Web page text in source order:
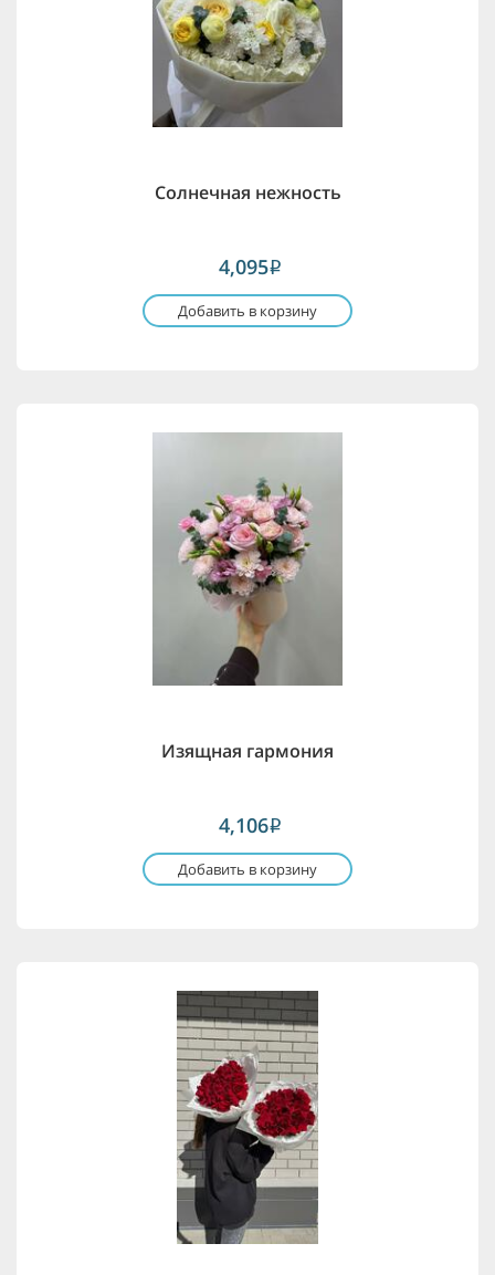
Солнечная нежность
4,095i
Добавить в корзину
Изящная гармония
4,106i
Добавить в корзину